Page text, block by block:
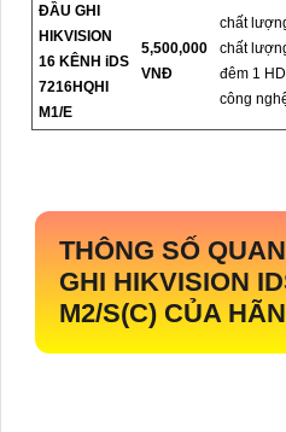
ĐẦU GHI
HIKVISION
16 KÊNH iDS
7216HQHI
M1/E
5,500,000
VNĐ
chất
chất
đêm 1
công
THÔNG SỐ
GHI HIKVISION
M2/S(C) CỦA